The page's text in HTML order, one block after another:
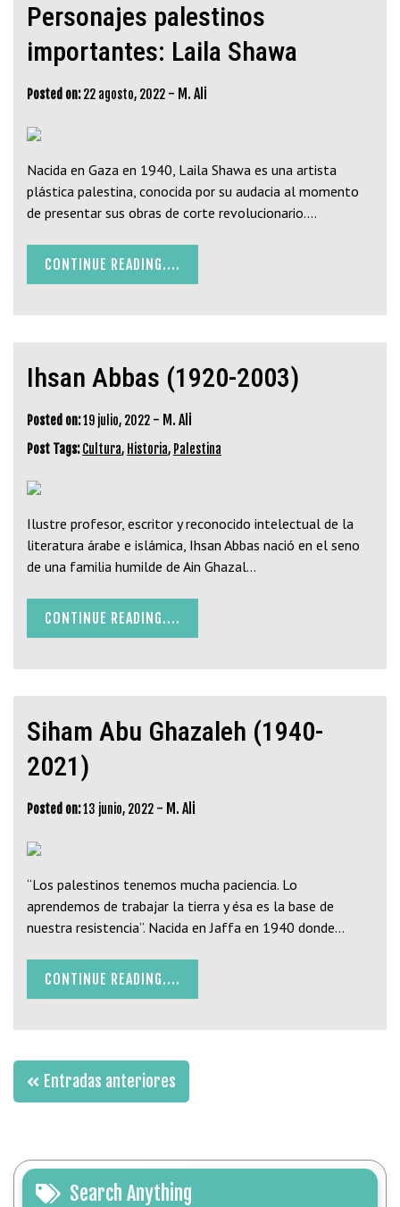
Personajes palestinos
importantes: Laila Shawa
Posted on: 22 agosto, 2022 - M. Ali
Nacida en Gaza en 1940, Laila Shawa es una artista
plástica palestina, conocida por su audacia al momento
de presentar sus obras de corte revolucionario.…
CONTINUE READING....
Ihsan Abbas (1920-2003)
Posted on:19 julio, 2022 - M. Ali
Post Tags:Cultura, Historia, Palestina
Ilustre profesor, escritor y reconocido intelectual de la
literatura árabe e islámica, Ihsan Abbas nació en el seno
de una familia humilde de Ain Ghazal…
CONTINUE READING....
Siham Abu Ghazaleh (1940-
2021)
Posted on:13 junio, 2022 - M. Ali
“Los palestinos tenemos mucha paciencia. Lo
aprendemos de trabajar la tierra y ésa es la base de
nuestra resistencia”. Nacida en Jaffa en 1940 donde…
CONTINUE READING....
Navegación
de
Entradas anteriores
Search Anything